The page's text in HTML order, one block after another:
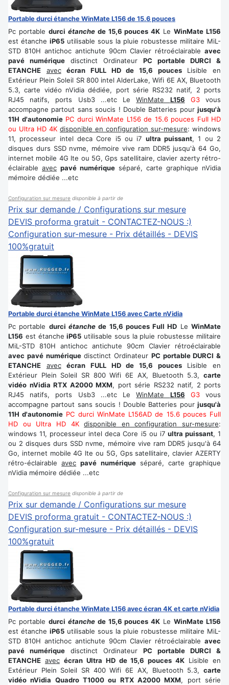
Portable durci étanche WinMate L156 de 15.6 pouces
Pc portable durci étanchede 15,6 pouces 4K LeWinMate L156
est étanche iP65 utilisable sous la pluie robustesse militaire MiL-
STD 810H antichoc antichute 90cm Clavier rétroéclairable avec
pavé numérique disctinct Ordinateur PC portable DURCI &
ETANCHE
avec écran FULL HD de 15,6 poucesLisible en
Extérieur Plein Soleil SR 800 intel AlderLake, Wifi 6E AX, Bluetooth
5.3, carte vidéo nVidia dédiée, port série RS232 natif, 2 ports
RJ45 natifs, ports Usb3 ...etc LeWinMate L156 G3vous
accompagne partout sans soucis ! Double Batteries pour jusqu'à
11H d'autonomie PC durci WinMate L156 de 15.6 pouces Full HD
ou Ultra HD 4K disponible en configuration sur-mesure: windows
11, processeur intel deca Core i5 ou i7 ultra puissant, 1 ou 2
disques durs SSD nvme, mémoire vive ram DDR5 jusqu'à 64 Go,
internet mobile 4G lte ou 5G, Gps satellitaire, clavier azerty rétro-
éclairable avec pavé numérique séparé, carte graphique nVidia
mémoire dédiée ...etc
Configuration sur mesure disponible à partir de
Prix sur demande / Configurations sur mesure
DEVIS proforma gratuit - CONTACTEZ-NOUS :)
Configuration sur-mesure - Prix détaillés - DEVIS
100%gratuit
Portable durci étanche WinMate L156 avec Carte nVidia
Pc portable durci étanchede 15,6 pouces Full HD LeWinMate
L156 est étancheiP65 utilisable sous la pluie robustesse militaire
MiL-STD 810H antichoc antichute 90cm Clavier rétroéclairable
avec pavé numériquedisctinct Ordinateur PC portable DURCI &
ETANCHE
avec écran FULL HD de 15,6 poucesLisible en
Extérieur Plein Soleil SR 800 Wifi 6E AX, Bluetooth 5.3, carte
vidéo nVidia RTX A2000 MXM, port série RS232 natif, 2 ports
RJ45 natifs, ports Usb3 ...etc LeWinMate L156 G3vous
accompagne partout sans soucis ! Double Batteries pour jusqu'à
11H d'autonomie PC durci WinMate L156AD de 15.6 pouces Full
HD ou Ultra HD 4K
disponible en configuration sur-mesure:
windows 11, processeur intel deca Core i5 ou i7 ultra puissant, 1
ou 2 disques durs SSD nvme, mémoire vive ram DDR5 jusqu'à 64
Go, internet mobile 4G lte ou 5G, Gps satellitaire, clavier AZERTY
rétro-éclairableavec pavé numériqueséparé, carte graphique
nVidia mémoire dédiée ...etc
Configuration sur mesure disponible à partir de
Prix sur demande / Configurations sur mesure
DEVIS proforma gratuit - CONTACTEZ-NOUS :)
Configuration sur-mesure - Prix détaillés - DEVIS
100%gratuit
Portable durci étanche WinMate L156 avec écran 4K et carte nVidia
Pc portable durci étanchede 15,6 pouces 4K LeWinMate L156
est étanche iP65 utilisable sous la pluie robustesse militaire MiL-
STD 810H antichoc antichute 90cm Clavier rétroéclairable avec
pavé numérique disctinct Ordinateur PC portable DURCI &
ETANCHE avec écran Ultra HD de 15,6 pouces 4K Lisible en
Extérieur Plein Soleil SR 400 Wifi 6E AX, Bluetooth 5.3, carte
vidéo nVidia Quadro T1000 ou RTX A2000 MXM, port série